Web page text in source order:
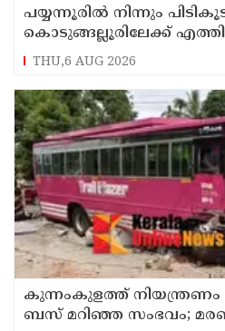
പയ്യന്നൂരിൽ നിന്നും
കൊടുങ്ങല്ലൂരിലേക്ക്
പദ്ധതിയിട്ടുവെന്ന്
കമ്മിഷണർ
THU,6 AUG 2026
കുന്നംകുളത്ത് നിയന്ത്രണം
ബസ് മറിഞ്ഞ സംഭവം;